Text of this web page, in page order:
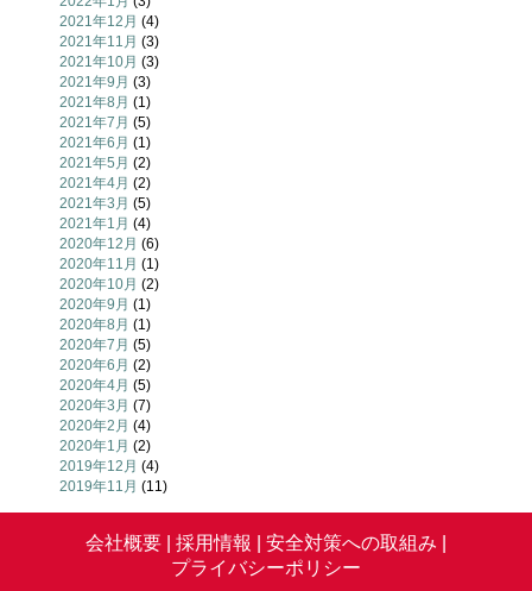
2021年12月 (4)
2021年11月 (3)
2021年10月 (3)
2021年9月 (3)
2021年8月 (1)
2021年7月 (5)
2021年6月 (1)
2021年5月 (2)
2021年4月 (2)
2021年3月 (5)
2021年1月 (4)
2020年12月 (6)
2020年11月 (1)
2020年10月 (2)
2020年9月 (1)
2020年8月 (1)
2020年7月 (5)
2020年6月 (2)
2020年4月 (5)
2020年3月 (7)
2020年2月 (4)
2020年1月 (2)
2019年12月 (4)
2019年11月 (11)
会社概要 | 採用情報 |
安全対策への取組み |
プライバシーポリシー